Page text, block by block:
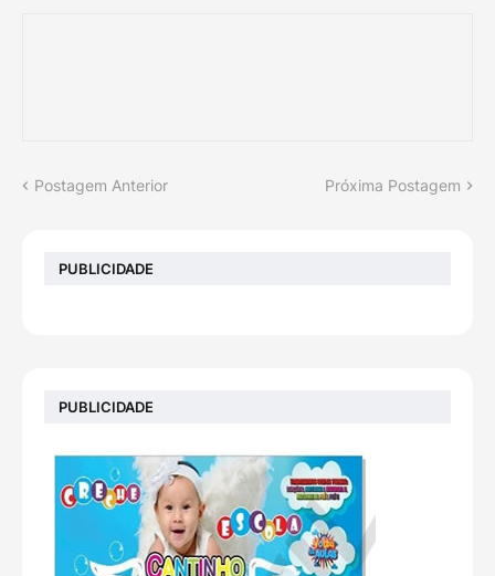
Postagem Anterior Próxima Postagem
PUBLICIDADE
PUBLICIDADE